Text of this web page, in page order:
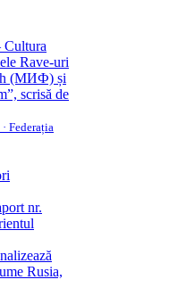
Rave-uri
(МИФ) și
scrisă de
Federația
nr.
Rusia,